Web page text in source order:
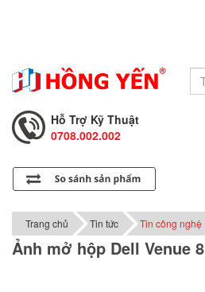
Tư Vấn Bán Hàng
Hỗ Trợ Kỹ Thuật
0708.002.002
0708.001.001
Trang chủ Tin tức Tin công nghệ
Ảnh mở hộp Dell Venue 8